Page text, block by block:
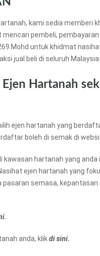
kami sedia memberi
pembeli,
Mohd untuk khidmat
jual beli di seluruh Malaysia.
Ejen Hartanah
ejen hartanah yang
boleh di semak di
hartanah yang
ejen hartanah yang
semasa,
anda, klikdi sini.